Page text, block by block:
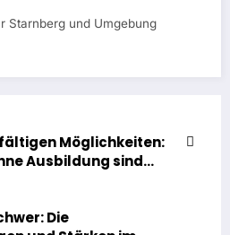
Starnberg und Umgebung
Möglichkeiten:
Ausbildung sind
Die